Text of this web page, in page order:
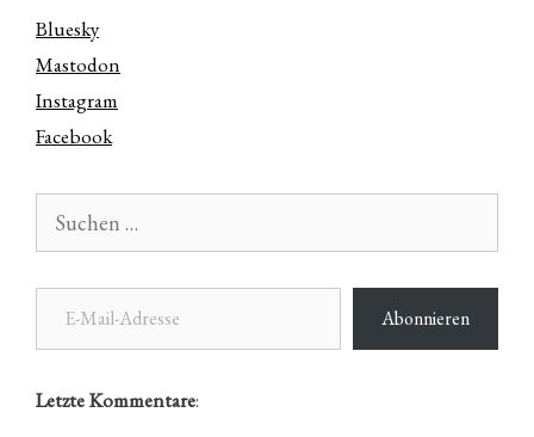
Bluesky
Mastodon
Instagram
Facebook
nach:
E-Mail-Adresse
Abonnieren
Letzte Kommentare: